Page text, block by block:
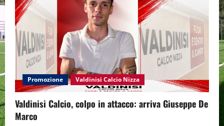
Promozione Valdinisi Calcio Nizza
Valdinisi Calcio, colpo in attacco: arriva Giuseppe De
Marco